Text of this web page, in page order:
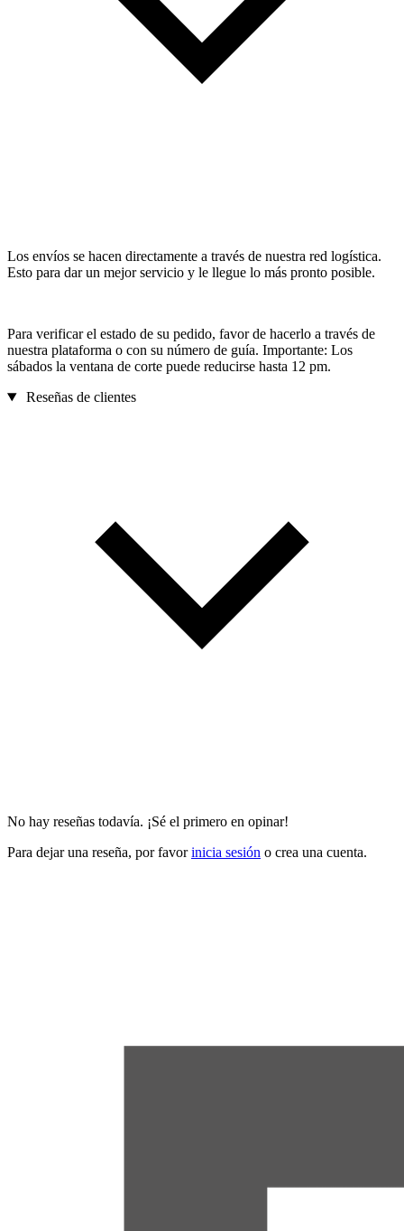
Los envíos se hacen directamente a través de nuestra red logística.
Esto para dar un mejor servicio y le llegue lo más pronto posible.
Para verificar el estado de su pedido, favor de hacerlo a través de
nuestra plataforma o con su número de guía. Importante: Los
sábados la ventana de corte puede reducirse hasta 12 pm.
Reseñas de clientes
No hay reseñas todavía. ¡Sé el primero en opinar!
Para dejar una reseña, por favorinicia sesión o crea una cuenta.